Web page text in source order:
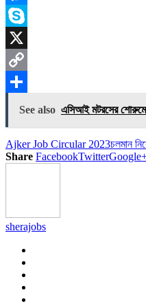
Messenger
Skype
X
Copy
Link
Share
See also এসিআই মটরসের শোরুমে
Ajker Job Circular 2023চলমান
Share FacebookTwitter
sherajobs